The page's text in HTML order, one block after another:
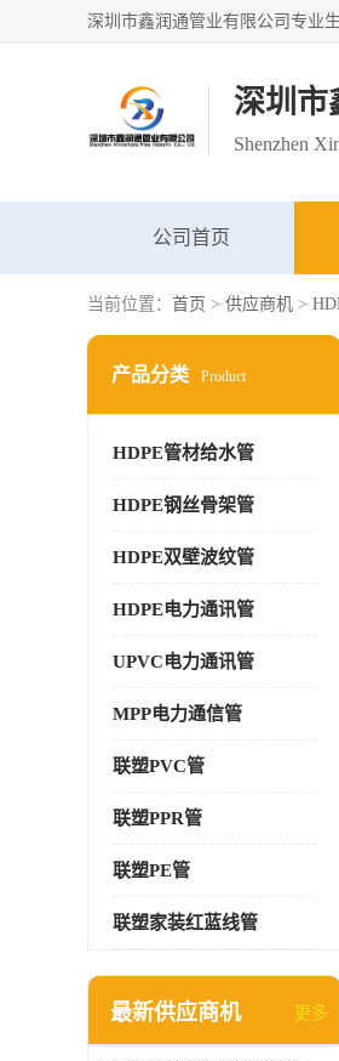
深圳市
Shenzhen
公司首页
当前位置： 首页 > 供应商机 >
产品分类 Product
HDPE管材给水管
HDPE钢丝骨架管
HDPE双壁波纹管
HDPE电力通讯管
UPVC电力通讯管
MPP电力通信管
联塑PVC管
联塑PPR管
联塑PE管
联塑家装红蓝线管
最新供应商机 更多